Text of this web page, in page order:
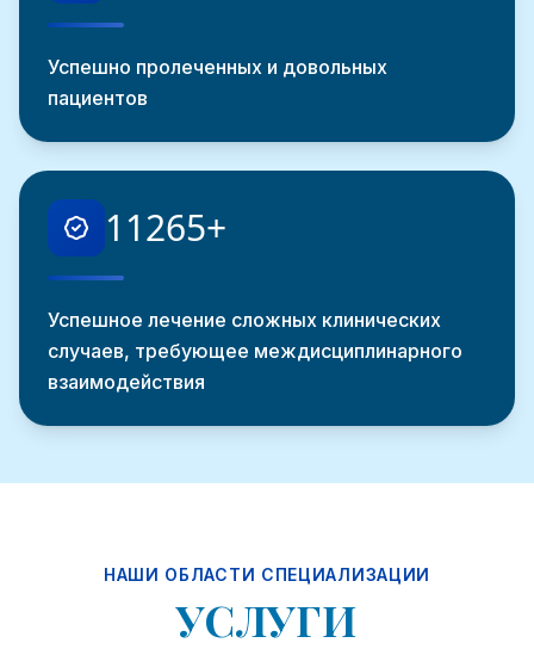
Успешно пролеченных и довольных
пациентов
11653+
Успешное лечение сложных клинических
случаев, требующее междисциплинарного
взаимодействия
НАШИ ОБЛАСТИ СПЕЦИАЛИЗАЦИИ
УСЛУГИ